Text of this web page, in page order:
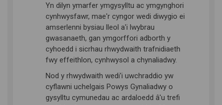
Yn dilyn ymarfer ymgysylltu ac ymgynghori
cynhwysfawr, mae'r cyngor wedi diwygio ei
amserlenni bysiau lleol a'i lwybrau
gwasanaeth, gan ymgorffori adborth y
cyhoedd i sicrhau rhwydwaith trafnidiaeth
fwy effeithlon, cynhwysol a chynaliadwy.
Nod y rhwydwaith wedi'i uwchraddio yw
cyflawni uchelgais Powys Gynaliadwy o
gysylltu cymunedau ac ardaloedd â'u trefi